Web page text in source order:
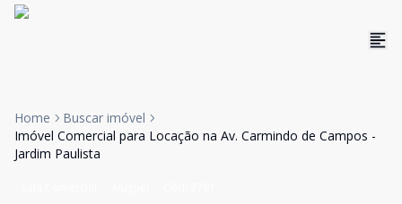
Home
Buscar imóvel
Imóvel Comercial para Locação na Av. Carmindo de Campos -
Jardim Paulista